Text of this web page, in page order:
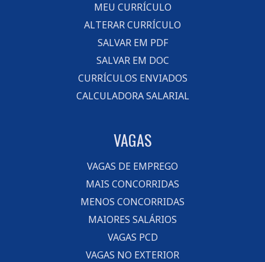
MEU CURRÍCULO
ALTERAR CURRÍCULO
SALVAR EM PDF
SALVAR EM DOC
CURRÍCULOS ENVIADOS
CALCULADORA SALARIAL
VAGAS
VAGAS DE EMPREGO
MAIS CONCORRIDAS
MENOS CONCORRIDAS
MAIORES SALÁRIOS
VAGAS PCD
VAGAS NO EXTERIOR